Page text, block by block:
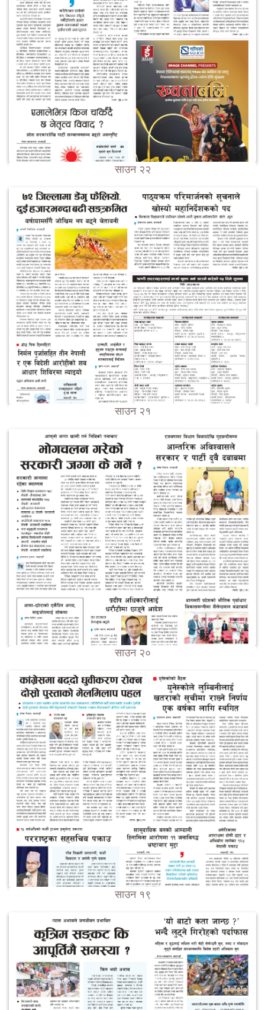
साउन २२
साउन २१
साउन २०
साउन १९